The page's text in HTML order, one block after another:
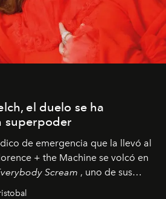
el duelo se ha
superpoder
de emergencia que la llevó al
+ the Machine se volcó en
Scream , uno de sus